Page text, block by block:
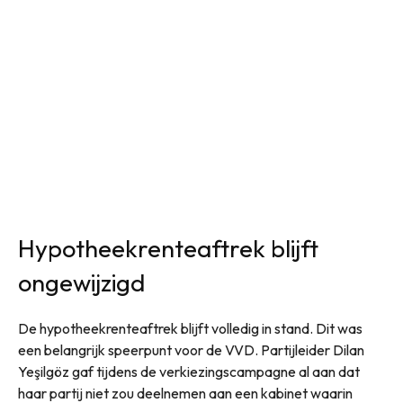
Hypotheekrenteaftrek blijft
ongewijzigd
De hypotheekrenteaftrek blijft volledig in stand. Dit was
een belangrijk speerpunt voor de VVD. Partijleider Dilan
Yeşilgöz gaf tijdens de verkiezingscampagne al aan dat
haar partij niet zou deelnemen aan een kabinet waarin